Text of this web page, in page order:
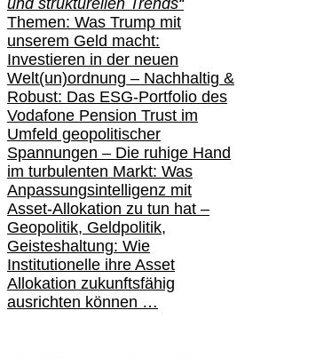
und strukturellen Trends“
Themen: Was Trump mit
unserem Geld macht:
Investieren in der neuen
Welt(un)ordnung – Nachhaltig &
Robust: Das ESG-Portfolio des
Vodafone Pension Trust im
Umfeld geopolitischer
Spannungen – Die ruhige Hand
im turbulenten Markt: Was
Anpassungsintelligenz mit
Asset-Allokation zu tun hat –
Geopolitik, Geldpolitik,
Geisteshaltung: Wie
Institutionelle ihre Asset
Allokation zukunftsfähig
ausrichten können …